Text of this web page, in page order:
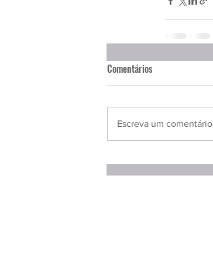
Comentários
Escreva um comentário